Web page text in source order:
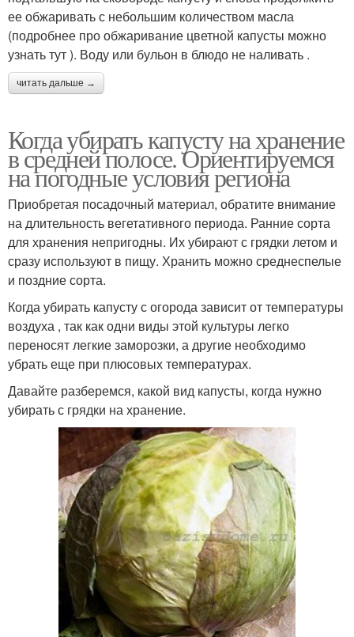
ее обжаривать с небольшим количеством масла
(подробнее про обжаривание цветной капусты можно
узнать тут ). Воду или бульон в блюдо не наливать .
читать дальше →
Когда убирать капусту на хранение
в средней полосе. Ориентируемся
на погодные условия региона
Приобретая посадочный материал, обратите внимание
на длительность вегетативного периода. Ранние сорта
для хранения непригодны. Их убирают с грядки летом и
сразу используют в пищу. Хранить можно среднеспелые
и поздние сорта.
Когда убирать капусту с огорода зависит от температуры
воздуха , так как одни виды этой культуры легко
переносят легкие заморозки, а другие необходимо
убрать еще при плюсовых температурах.
Давайте разберемся, какой вид капусты, когда нужно
убирать с грядки на хранение.